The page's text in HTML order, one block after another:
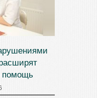
помощь